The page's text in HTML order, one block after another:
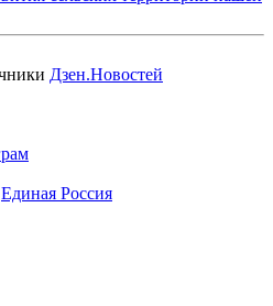
Дзен.Новостей
Единая Россия